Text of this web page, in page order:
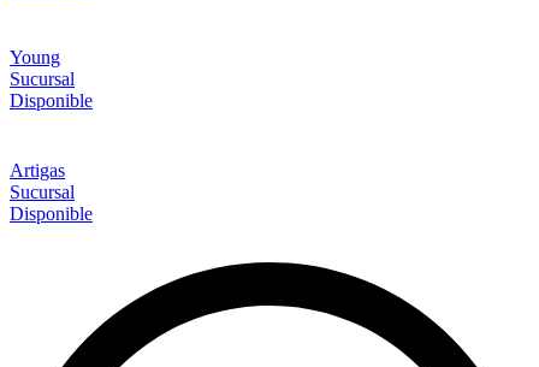
Young
Sucursal
Disponible
Artigas
Sucursal
Disponible